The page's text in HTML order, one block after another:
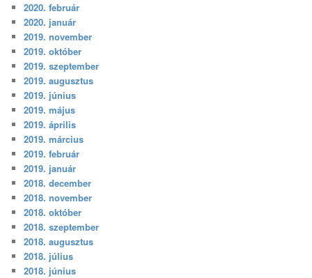
2020. február
2020. január
2019. november
2019. október
2019. szeptember
2019. augusztus
2019. június
2019. május
2019. április
2019. március
2019. február
2019. január
2018. december
2018. november
2018. október
2018. szeptember
2018. augusztus
2018. július
2018. június